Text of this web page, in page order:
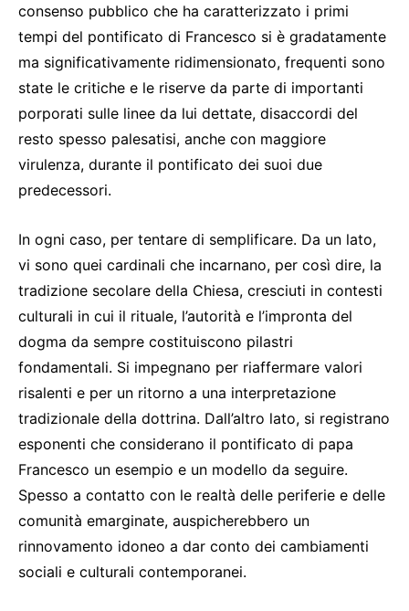
consenso pubblico che ha caratterizzato i primi
tempi del pontificato di Francesco si è gradatamente
ma significativamente ridimensionato, frequenti sono
state le critiche e le riserve da parte di importanti
porporati sulle linee da lui dettate, disaccordi del
resto spesso palesatisi, anche con maggiore
virulenza, durante il pontificato dei suoi due
predecessori.
In ogni caso, per tentare di semplificare. Da un lato,
vi sono quei cardinali che incarnano, per così dire, la
tradizione secolare della Chiesa, cresciuti in contesti
culturali in cui il rituale, l’autorità e l’impronta del
dogma da sempre costituiscono pilastri
fondamentali. Si impegnano per riaffermare valori
risalenti e per un ritorno a una interpretazione
tradizionale della dottrina. Dall’altro lato, si registrano
esponenti che considerano il pontificato di papa
Francesco un esempio e un modello da seguire.
Spesso a contatto con le realtà delle periferie e delle
comunità emarginate, auspicherebbero un
rinnovamento idoneo a dar conto dei cambiamenti
sociali e culturali contemporanei.